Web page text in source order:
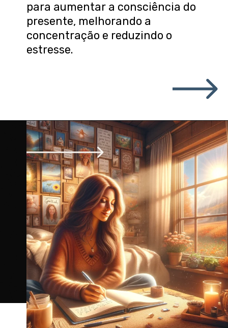
para aumentar a consciência do
presente, melhorando a
concentração e reduzindo o
estresse.